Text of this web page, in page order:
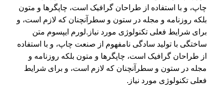
چاپ، و با استفاده از طراحان گرافیک است، چاپگرها و متون
بلکه روزنامه و مجله در ستون و سطرآنچنان که لازم است، و
برای شرایط فعلی تکنولوژی مورد نیاز.لورم ایپسوم متن
ساختگی با تولید سادگی نامفهوم از صنعت چاپ، و با استفاده
از طراحان گرافیک است، چاپگرها و متون بلکه روزنامه و
مجله در ستون و سطرآنچنان که لازم است، و برای شرایط
فعلی تکنولوژی مورد نیاز.